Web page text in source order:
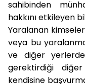
sahibinden
hakkını etkileyen
Yaralanan
veya bu
ve diğer
gerektirdiği
kendisine